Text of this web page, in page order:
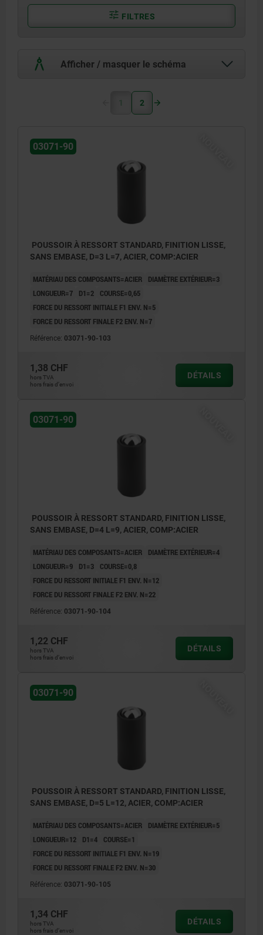
FILTRES
Afficher / masquer le schéma
1 2
03071-90
POUSSOIR À RESSORT STANDARD, FINITION LISSE,
SANS EMBASE, D=3 L=7, ACIER, COMP:ACIER
MATÉRIAU DES COMPOSANTS=ACIER
DIAMÈTRE EXTÉRIEUR=3
LONGUEUR=7
D1=2
COURSE=0,65
FORCE DU RESSORT INITIALE F1 ENV. N=5
FORCE DU RESSORT FINALE F2 ENV. N=7
Référence: 03071-90-103
1,38 CHF
hors TVA
hors frais d’envoi
DÉTAILS
03071-90
POUSSOIR À RESSORT STANDARD, FINITION LISSE,
SANS EMBASE, D=4 L=9, ACIER, COMP:ACIER
MATÉRIAU DES COMPOSANTS=ACIER
DIAMÈTRE EXTÉRIEUR=4
LONGUEUR=9
D1=3
COURSE=0,8
FORCE DU RESSORT INITIALE F1 ENV. N=12
FORCE DU RESSORT FINALE F2 ENV. N=22
Référence: 03071-90-104
1,22 CHF
hors TVA
hors frais d’envoi
DÉTAILS
03071-90
POUSSOIR À RESSORT STANDARD, FINITION LISSE,
SANS EMBASE, D=5 L=12, ACIER, COMP:ACIER
MATÉRIAU DES COMPOSANTS=ACIER
DIAMÈTRE EXTÉRIEUR=5
LONGUEUR=12
D1=4
COURSE=1
FORCE DU RESSORT INITIALE F1 ENV. N=19
FORCE DU RESSORT FINALE F2 ENV. N=30
Référence: 03071-90-105
1,34 CHF
hors TVA
hors frais d’envoi
DÉTAILS